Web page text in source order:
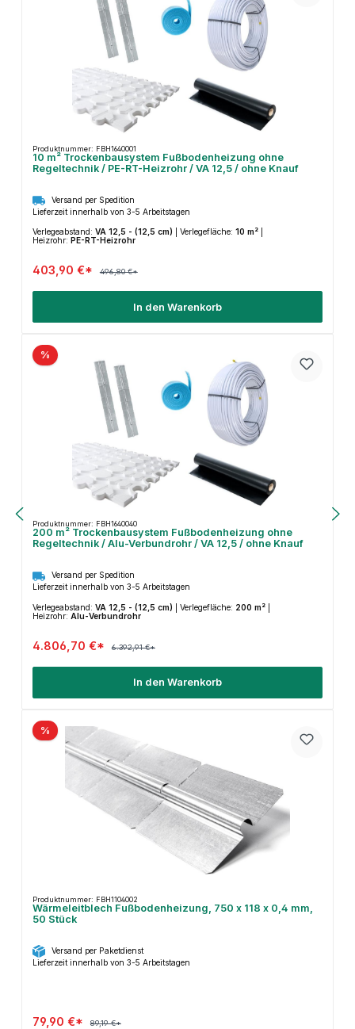
Produktnummer: FBH1640001
10 m² Trockenbausystem Fußbodenheizung ohne
Regeltechnik / PE-RT-Heizrohr / VA 12,5 / ohne Knauf
Versand per Spedition
Lieferzeit innerhalb von 3-5 Arbeitstagen
Verlegeabstand: VA 12,5 - (12,5 cm) Verlegefläche: 10 m²
Heizrohr: PE-RT-Heizrohr
403,90 €* 496,80 €*
In den Warenkorb
%
Produktnummer: FBH1640040
200 m² Trockenbausystem Fußbodenheizung ohne
Regeltechnik / Alu-Verbundrohr / VA 12,5 / ohne Knauf
Versand per Spedition
Lieferzeit innerhalb von 3-5 Arbeitstagen
Verlegeabstand: VA 12,5 - (12,5 cm) Verlegefläche: 200 m²
Heizrohr: Alu-Verbundrohr
4.806,70 €* 6.392,91 €*
In den Warenkorb
%
Produktnummer: FBH1104002
Wärmeleitblech Fußbodenheizung, 750 x 118 x 0,4 mm,
50 Stück
Versand per Paketdienst
Lieferzeit innerhalb von 3-5 Arbeitstagen
79,90 €* 89,19 €*